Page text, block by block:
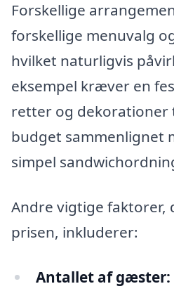
Forskellige
forskellige menuvalg
hvilket naturligvis
eksempel kræver en
retter og dekorationer
budget sammenlignet
simpel
Andre vigtige faktorer,
prisen, inkluderer:
Antallet af gæster: